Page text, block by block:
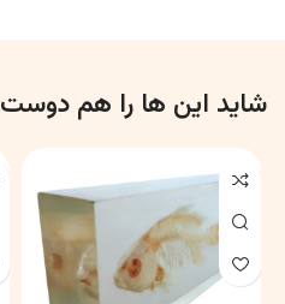
شاید این ها را هم